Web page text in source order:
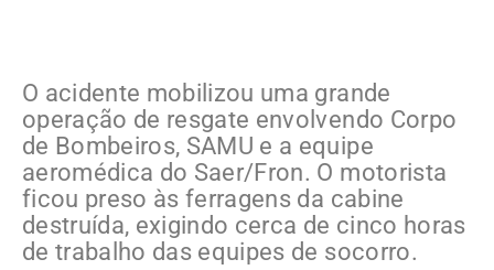
O acidente mobilizou uma grande
operação de resgate envolvendo Corpo
de Bombeiros, SAMU e a equipe
aeromédica do Saer/Fron. O motorista
ficou preso às ferragens da cabine
destruída, exigindo cerca de cinco horas
de trabalho das equipes de socorro.